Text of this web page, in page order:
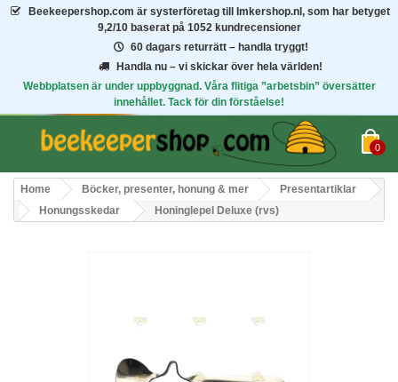
Beekeepershop.com är systerföretag till Imkershop.nl, som har betyget
9,2/10 baserat på 1052 kundrecensioner
60 dagars returrätt – handla tryggt!
Handla nu – vi skickar över hela världen!
Webbplatsen är under uppbyggnad. Våra flitiga ”arbetsbin” översätter
innehållet. Tack för din förståelse!
0
Home Böcker, presenter, honung & mer
Presentartiklar
Honungsskedar
Honinglepel Deluxe (rvs)